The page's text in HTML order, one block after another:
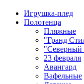
Игрушка-плед
Полотенца
Пляжные
"Гранд
"Северный
23 февраля
Авангард
Вафельные